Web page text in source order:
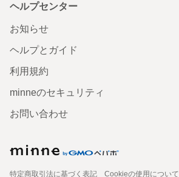
ヘルプセンター
お知らせ
ヘルプとガイド
利用規約
minneのセキュリティ
お問い合わせ
特定商取引法に基づく表記
Cookieの使用について